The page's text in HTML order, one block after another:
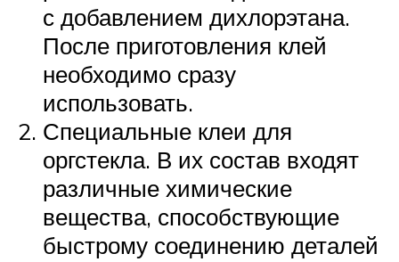
с добавлением дихлорэтана.
После приготовления клей
необходимо сразу
использовать.
Специальные клеи для
оргстекла. В их состав входят
различные химические
вещества, способствующие
быстрому соединению деталей